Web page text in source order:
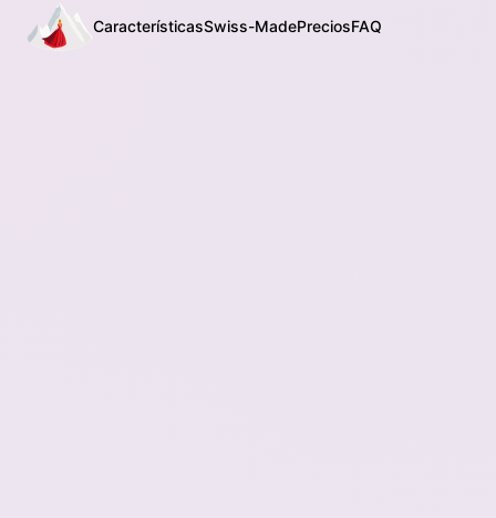
CaracterísticasSwiss-MadePreciosFAQ